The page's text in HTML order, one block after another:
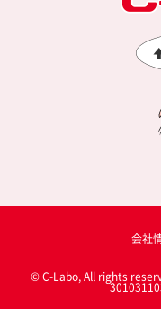
会社
© C-Labo, All rights